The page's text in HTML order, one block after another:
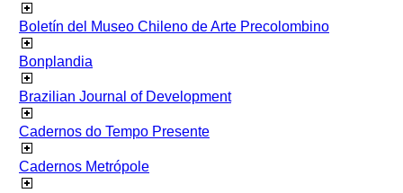
Boletín del Museo Chileno de Arte Precolombino
Bonplandia
Brazilian Journal of Development
Cadernos do Tempo Presente
Cadernos Metrópole